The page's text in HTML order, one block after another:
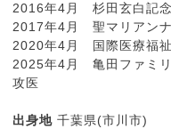
2016年4月 杉田玄白記
2017年4月 聖マリアン
2020年4月 国際医療福
2025年4月 亀田ファミ
攻医
出身地 千葉県(市川市)